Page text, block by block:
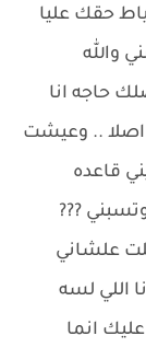
حقك عليا
والله
حاجه انا
.. وعيشت
قاعده
???
علشاني
اللي لسه
انما